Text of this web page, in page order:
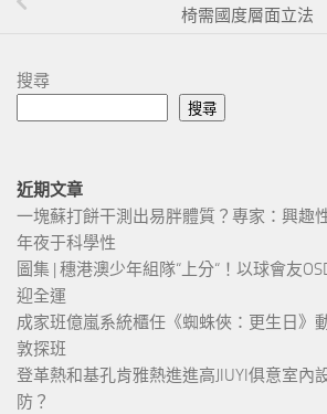
椅需國度層面立法
搜尋
搜尋
近期文章
一塊蘇打餅干測出易胖體質？專家：興趣
年夜于科學性
圖集 | 穗港澳少年組隊“上分“！以球會友
迎全運
成家班億嵐系統櫃任《蜘蛛俠：更生日》
敦探班
登革熱和基孔肯雅熱進進高JIUYI俱意室內
防？